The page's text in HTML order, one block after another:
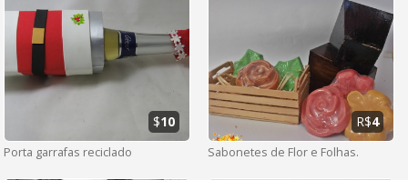
Porta garrafas reciclado
$10
Sabonetes de Flor e Folhas.
R$4